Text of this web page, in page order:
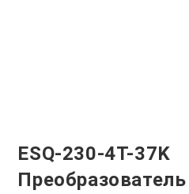
ESQ-230-4T-37K